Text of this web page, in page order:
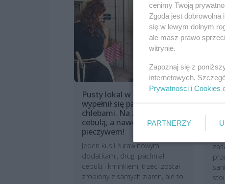
Pusty lokal w Śródmieściu
wypełnił się pachnącymi
chlebami. Na zakwasie, z
cebulą, a nawet czerstwym
pieczywem!
Jeden kusił żurawinowymi
dodatkami, drugi pachniał
cebulą i kminkiem, trzeci został
zrobiony z samych ziaren, ale to
cenimy Twoją
Zgoda jest
się w lewym dolnym
ale masz prawo
witrynie.
Zapoznaj się z
internetowych.
Prywatności i Cookies
PARTNERZY